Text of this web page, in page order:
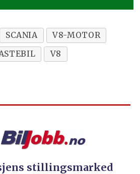
SCANIA
V8-MOTOR
V8
stillingsmarked